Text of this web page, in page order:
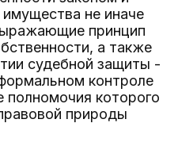
не иначе
принцип
а также
судебной защиты -
контроле
которого
природы